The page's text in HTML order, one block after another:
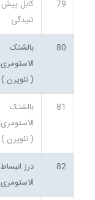
79
کابل پیش
تنیدگی
80
بالشتک
الاستومری
( نئوپرن )
81
بالشتک
الاستومری
( نئوپرن )
82
درز انبساط
الاستومری